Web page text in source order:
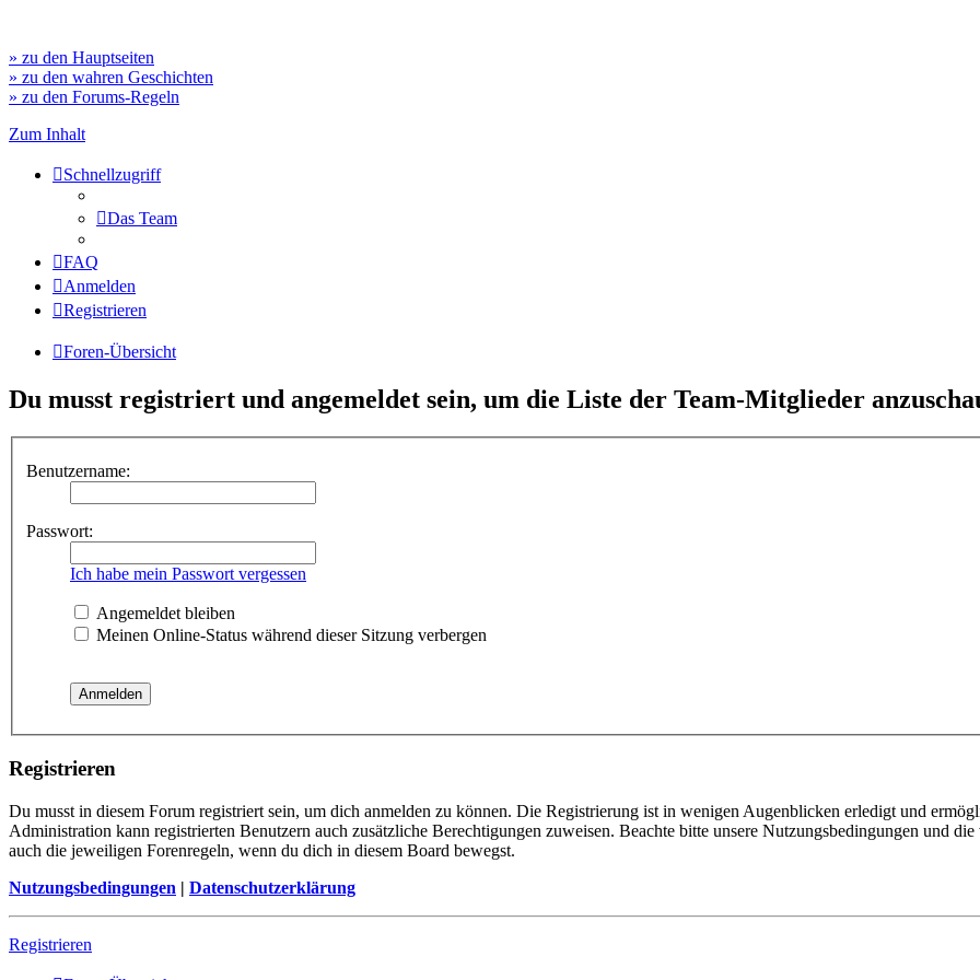
» zu den Hauptseiten
» zu den wahren Geschichten
» zu den Forums-Regeln
Zum Inhalt
Schnellzugriff
Das Team
FAQ
Anmelden
Registrieren
Foren-Übersicht
Du musst registriert und angemeldet sein, um die Liste der Team-Mitglieder
Benutzername:
Passwort:
Ich habe mein Passwort vergessen
Angemeldet bleiben
Meinen Online-Status während dieser Sitzung verbergen
Registrieren
Du musst in diesem Forum registriert sein, um dich anmelden zu können. Die Registrierung ist in wenigen Augenblicken erledigt und
Administration kann registrierten Benutzern auch zusätzliche Berechtigungen zuweisen. Beachte bitte unsere Nutzungsbedingungen und
auch die jeweiligen Forenregeln, wenn du dich in diesem Board bewegst.
Nutzungsbedingungen | Datenschutzerklärung
Registrieren